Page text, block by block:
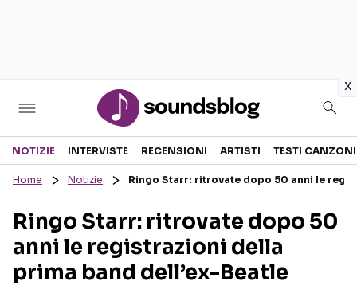
x
Sezioni
RECENSIONI MUSICALI
INTERVISTE
GOSSIP E CURIOSITÀ
TESTI CANZONI
TOUR ED EVENTI
TALENT SHOW
NOTIZIE INTERVISTE RECENSIONI ARTISTI TESTI CANZONI
Home Notizie Ringo Starr: ritrovate dopo 50 anni le
Ringo Starr: ritrovate dopo 50
anni le registrazioni della
prima band dell’ex-Beatle